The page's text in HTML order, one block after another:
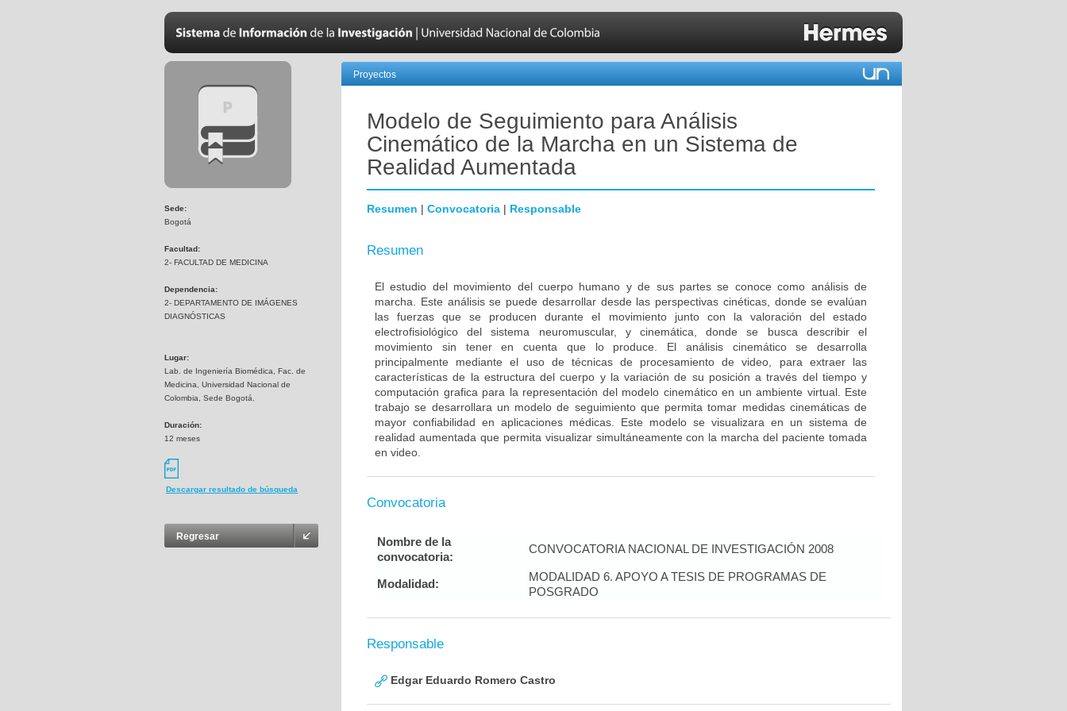
Sede:
Bogotá
Facultad:
2- FACULTAD DE MEDICINA
Dependencia:
2- DEPARTAMENTO DE IMÁGENES
DIAGNÓSTICAS
Lugar:
Lab. de Ingeniería Biomédica, Fac. de
Medicina, Universidad Nacional de
Colombia, Sede Bogotá.
Duración:
12 meses
Descargar resultado de búsqueda
Regresar
Proyectos
Modelo de Seguimiento para Análisis
Cinemático de la Marcha en un Sistema de
Realidad Aumentada
Resumen | Convocatoria | Responsable
Resumen
El estudio del movimiento del cuerpo humano y de sus partes se conoce como análisis de
marcha. Este análisis se puede desarrollar desde las perspectivas cinéticas, donde se evalúan
las fuerzas que se producen durante el movimiento junto con la valoración del estado
electrofisiológico del sistema neuromuscular, y cinemática, donde se busca describir el
movimiento sin tener en cuenta que lo produce. El análisis cinemático se desarrolla
principalmente mediante el uso de técnicas de procesamiento de video, para extraer las
características de la estructura del cuerpo y la variación de su posición a través del tiempo y
computación grafica para la representación del modelo cinemático en un ambiente virtual. Este
trabajo se desarrollara un modelo de seguimiento que permita tomar medidas cinemáticas de
mayor confiabilidad en aplicaciones médicas. Este modelo se visualizara en un sistema de
realidad aumentada que permita visualizar simultáneamente con la marcha del paciente tomada
en video.
Convocatoria
Nombre de la
convocatoria:
CONVOCATORIA NACIONAL DE INVESTIGACIÓN 2008
Modalidad:
MODALIDAD 6. APOYO A TESIS DE PROGRAMAS DE
POSGRADO
Responsable
Edgar Eduardo Romero Castro